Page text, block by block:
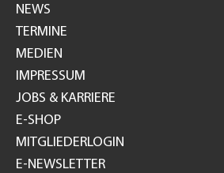
NEWS
TERMINE
MEDIEN
IMPRESSUM
JOBS & KARRIERE
E-SHOP
MITGLIEDERLOGIN
E-NEWSLETTER